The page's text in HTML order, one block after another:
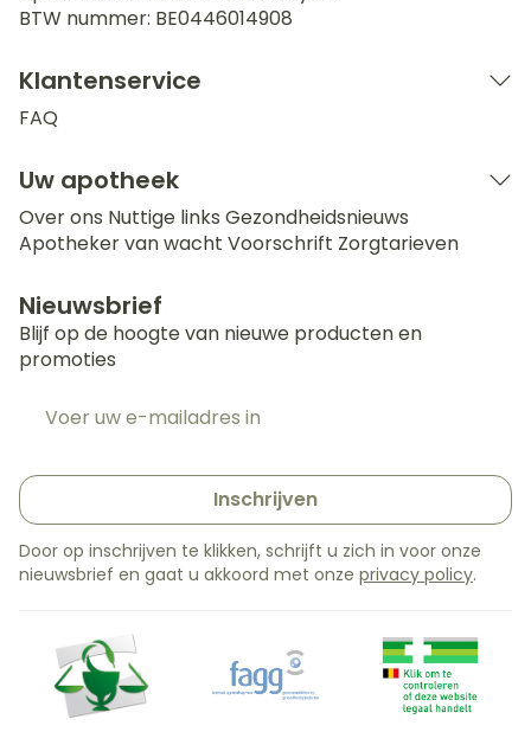
BTW nummer: BE0446014908
Klantenservice
FAQ
Uw apotheek
Over ons Nuttige links Gezondheidsnieuws
Apotheker van wacht Voorschrift Zorgtarieven
Nieuwsbrief
Blijf op de hoogte van nieuwe producten en
promoties
Inschrijven
Door op inschrijven te klikken, schrijft u zich in voor onze
nieuwsbrief en gaat u akkoord met onze privacy policy.